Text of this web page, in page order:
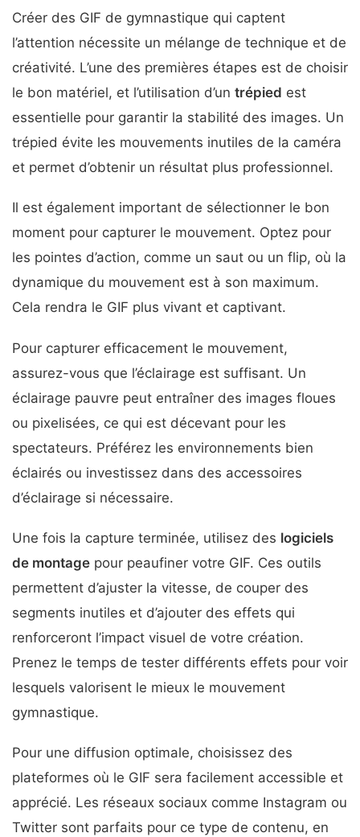
Créer des GIF de gymnastique qui captent
l’attention nécessite un mélange de technique et de
créativité. L’une des premières étapes est de choisir
le bon matériel, et l’utilisation d’un trépied est
essentielle pour garantir la stabilité des images. Un
trépied évite les mouvements inutiles de la caméra
et permet d’obtenir un résultat plus professionnel.
Il est également important de sélectionner le bon
moment pour capturer le mouvement. Optez pour
les pointes d’action, comme un saut ou un flip, où la
dynamique du mouvement est à son maximum.
Cela rendra le GIF plus vivant et captivant.
Pour capturer efficacement le mouvement,
assurez-vous que l’éclairage est suffisant. Un
éclairage pauvre peut entraîner des images floues
ou pixelisées, ce qui est décevant pour les
spectateurs. Préférez les environnements bien
éclairés ou investissez dans des accessoires
d’éclairage si nécessaire.
Une fois la capture terminée, utilisez des logiciels
de montage pour peaufiner votre GIF. Ces outils
permettent d’ajuster la vitesse, de couper des
segments inutiles et d’ajouter des effets qui
renforceront l’impact visuel de votre création.
Prenez le temps de tester différents effets pour voir
lesquels valorisent le mieux le mouvement
gymnastique.
Pour une diffusion optimale, choisissez des
plateformes où le GIF sera facilement accessible et
apprécié. Les réseaux sociaux comme Instagram ou
Twitter sont parfaits pour ce type de contenu, en